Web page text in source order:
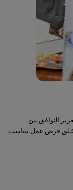
التوافق بين
وخلق فرص عمل تتناسب